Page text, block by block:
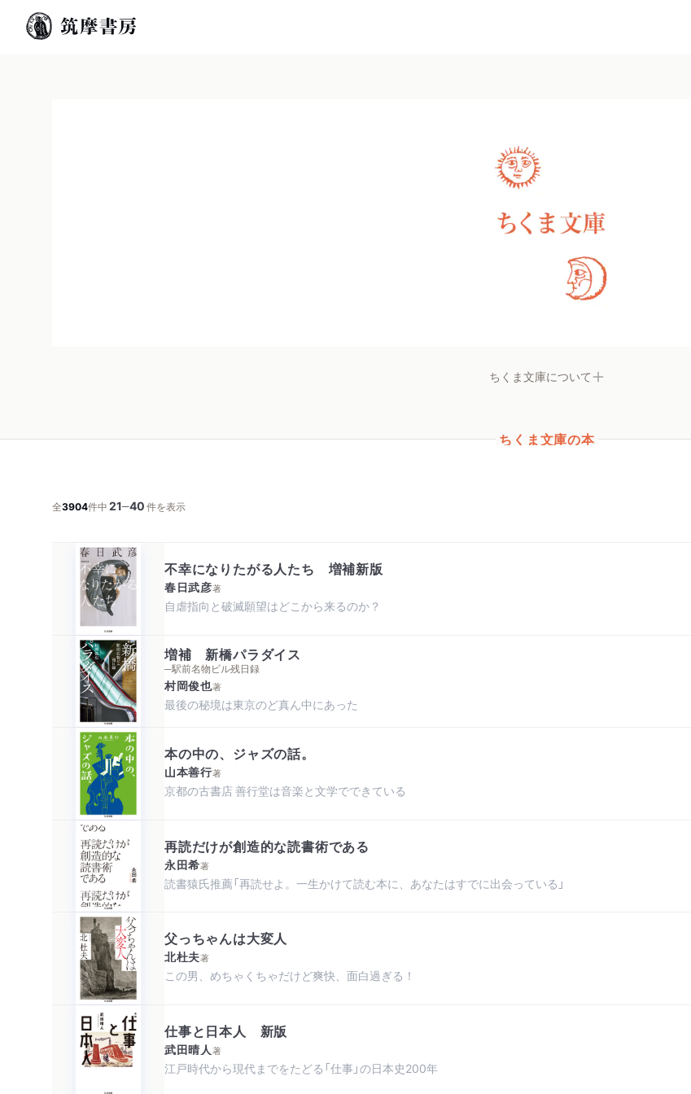
ちくま文庫について
ちくま文庫の本
全3904件中21─40件を表示
不幸になりたがる人たち 増補新版
春日武彦著
自虐指向と破滅願望はどこから来るのか？
増補 新橋パラダイス
─駅前名物ビル残日録
村岡俊也著
最後の秘境は東京のど真ん中にあった
本の中の、ジャズの話。
山本善行著
京都の古書店 善行堂は音楽と文学でできている
再読だけが創造的な読書術である
永田希著
読書猿氏推薦「再読せよ。一生かけて読む本に、あなたはすでに出会っている」
父っちゃんは大変人
北杜夫著
この男、めちゃくちゃだけど爽快、面白過ぎる！
仕事と日本人 新版
武田晴人著
江戸時代から現代までをたどる「仕事」の日本史200年